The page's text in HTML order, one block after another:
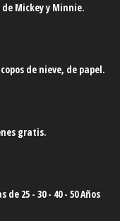
Mickey y Minnie.
de nieve, de papel.
gratis.
25 - 30 - 40 - 50 Años